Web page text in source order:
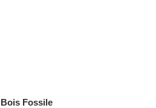
Bois Fossile